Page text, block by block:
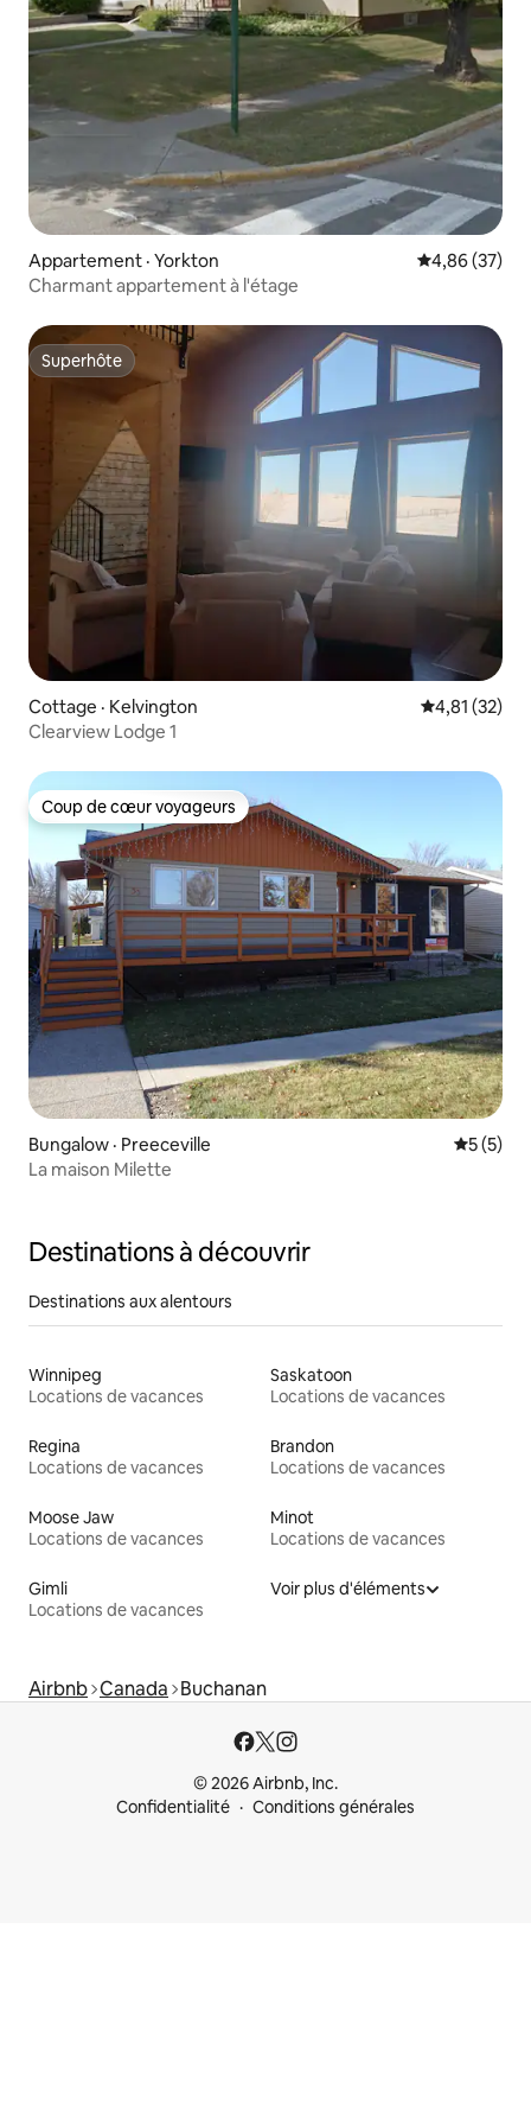
Appartement · Yorkton Note
4,86 (37)
Charmant appartement à l'étage
Superhôte
Superhôte
Cottage · Kelvington Note
4,81 (32)
Clearview Lodge 1
Coup de cœur voyageurs
Coup de cœur voyageurs
Bungalow · Preeceville Note
5 (5)
La maison Milette
Destinations à découvrir
Destinations aux alentours
Winnipeg
Locations de vacances
Saskatoon
Locations de vacances
Regina
Locations de vacances
Brandon
Locations de vacances
Moose Jaw
Locations de vacances
Minot
Locations de vacances
Gimli
Locations de vacances
Voir plus d'éléments
Airbnb Canada Buchanan
© 2026 Airbnb, Inc.
Confidentialité
Conditions générales